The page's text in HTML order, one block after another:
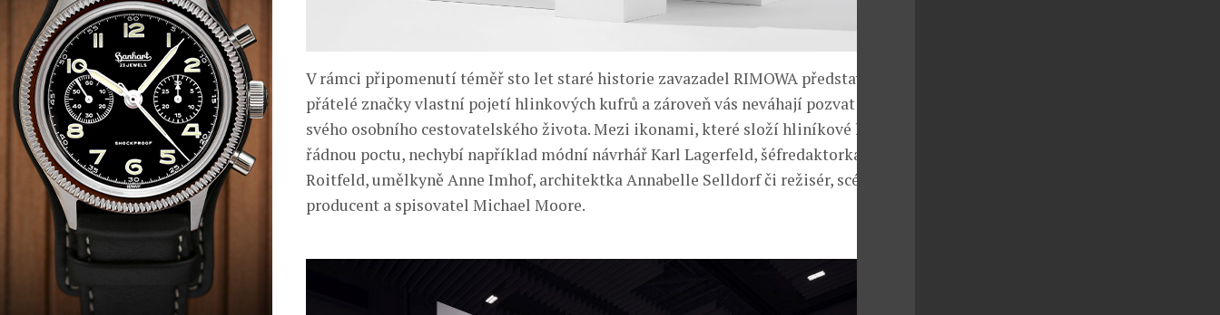
V rámci připomenutí téměř sto let staré historie zavazadel RIMOWA představují
přátelé značky vlastní pojetí hlinkových kufrů a zároveň vás neváhají pozvat do
svého osobního cestovatelského života. Mezi ikonami, které složí hliníkové legendě
řádnou poctu, nechybí například módní návrhář Karl Lagerfeld, šéfredaktorka Carine
Roitfeld, umělkyně Anne Imhof, architektka Annabelle Selldorf či režisér, scénárista,
producent a spisovatel Michael Moore.